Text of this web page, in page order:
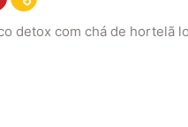
detox com chá de hortelã